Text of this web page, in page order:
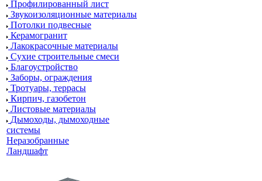
Профилированный лист
Звукоизоляционные материалы
Потолки подвесные
Керамогранит
Лакокрасочные материалы
Сухие строительные смеси
Благоустройство
Заборы, ограждения
Тротуары, террасы
Кирпич, газобетон
Листовые материалы
Дымоходы, дымоходные
системы
Неразобранные
Ландшафт